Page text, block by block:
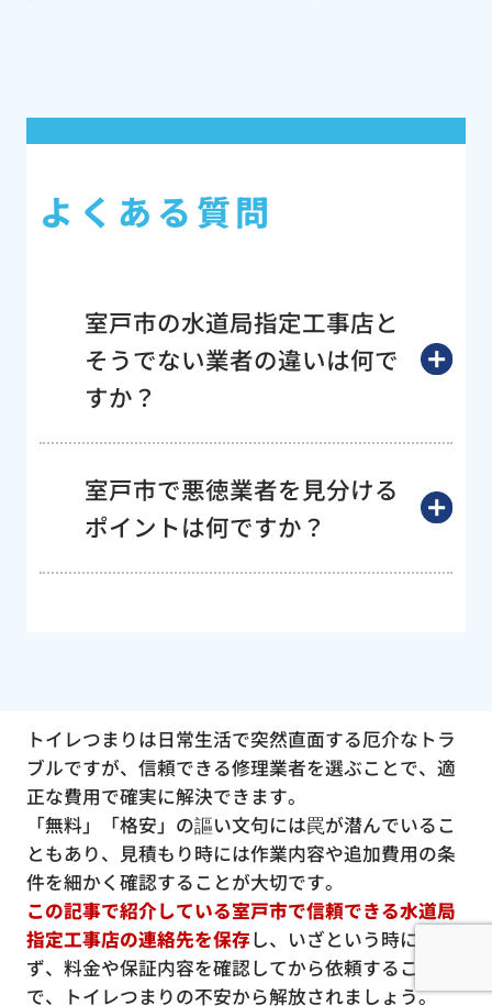
よくある質問
室戸市の水道局指定工事店と
そうでない業者の違いは何で
すか？
室戸市で悪徳業者を見分ける
ポイントは何ですか？
トイレつまりは日常生活で突然直面する厄介なトラ
ブルですが、信頼できる修理業者を選ぶことで、適
正な費用で確実に解決できます。
「無料」「格安」の謳い文句には罠が潜んでいるこ
ともあり、見積もり時には作業内容や追加費用の条
件を細かく確認することが大切です。
この記事で紹介している室戸市で信頼できる水道局
指定工事店の連絡先を保存し、いざという時に慌て
ず、料金や保証内容を確認してから依頼すること
で、トイレつまりの不安から解放されましょう。